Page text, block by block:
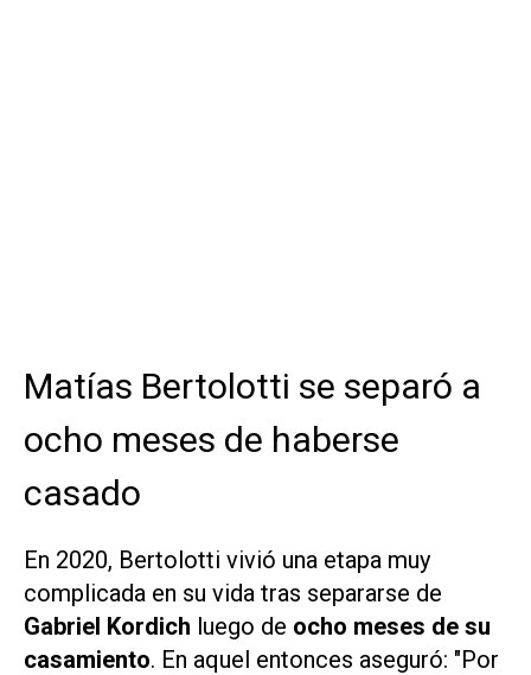
Matías Bertolotti se separó a
ocho meses de haberse
casado
En 2020, Bertolotti vivió una etapa muy
complicada en su vida tras separarse de
Gabriel Kordich luego de ocho meses de su
casamiento. En aquel entonces aseguró: "Por